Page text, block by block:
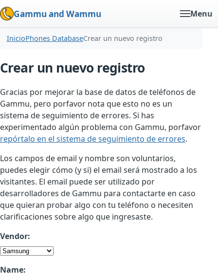
Gammu and Wammu Menu
InicioPhones DatabaseCrear un nuevo registro
Crear un nuevo registro
Gracias por mejorar la base de datos de teléfonos de
Gammu, pero porfavor nota que esto no es un
sistema de seguimiento de errores. Si has
experimentado algún problema con Gammu, porfavor
repórtalo en el sistema de seguimiento de errores.
Los campos de email y nombre son voluntarios,
puedes elegir cómo (y si) el email será mostrado a los
visitantes. El email puede ser utilizado por
desarrolladores de Gammu para contactarte en caso
que quieran probar algo con tu teléfono o necesiten
clarificaciones sobre algo que ingresaste.
Vendor:
Name: